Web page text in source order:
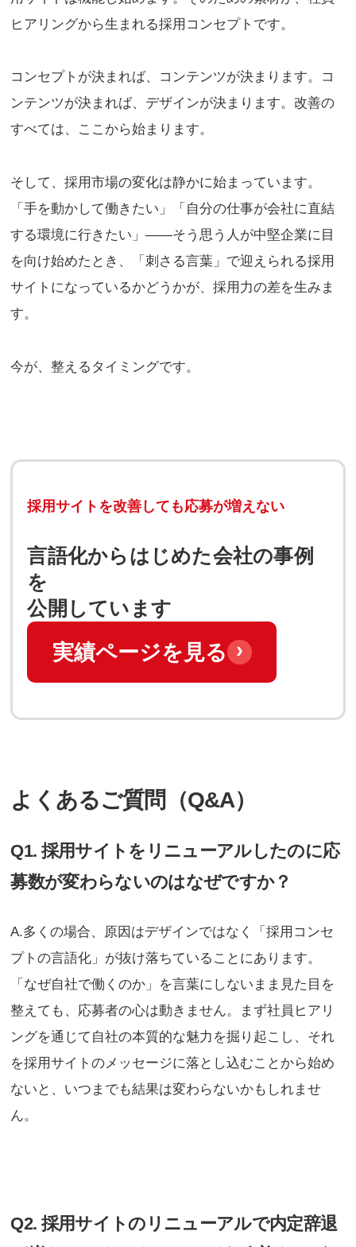
ヒアリングから生まれる採用コンセプトです。
コンセプトが決まれば、コンテンツが決まります。コ
ンテンツが決まれば、デザインが決まります。改善の
すべては、ここから始まります。
そして、採用市場の変化は静かに始まっています。
「手を動かして働きたい」「自分の仕事が会社に直結
する環境に行きたい」——そう思う人が中堅企業に目
を向け始めたとき、「刺さる言葉」で迎えられる採用
サイトになっているかどうかが、採用力の差を生みま
す。
今が、整えるタイミングです。
採用サイトを改善しても応募が増えない
言語化からはじめた会社の事例
を
公開しています
実績ページを見る ›
よくあるご質問（Q&A）
Q1. 採用サイトをリニューアルしたのに応
募数が変わらないのはなぜですか？
A.多くの場合、原因はデザインではなく「採用コンセ
プトの言語化」が抜け落ちていることにあります。
「なぜ自社で働くのか」を言葉にしないまま見た目を
整えても、応募者の心は動きません。まず社員ヒアリ
ングを通じて自社の本質的な魅力を掘り起こし、それ
を採用サイトのメッセージに落とし込むことから始め
ないと、いつまでも結果は変わらないかもしれませ
ん。
Q2. 採用サイトのリニューアルで内定辞退